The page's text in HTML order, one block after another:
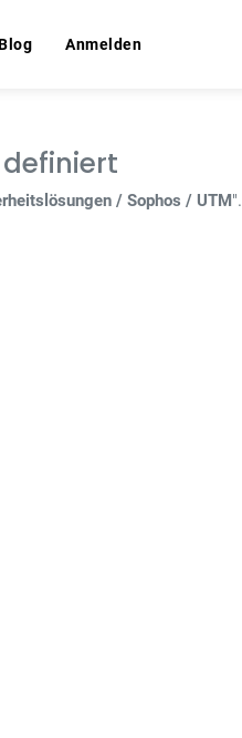
Anmelden
Anmelden
/ Sophos / UTM".